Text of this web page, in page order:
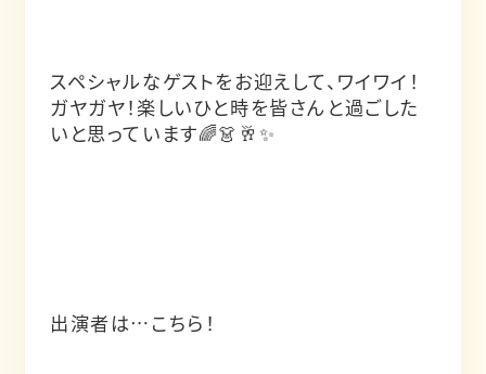
スペシャルなゲストをお迎えして、ワイワイ！
ガヤガヤ！楽しいひと時を皆さんと過ごした
いと思っています🌈👗🥂✨
出演者は…こちら！